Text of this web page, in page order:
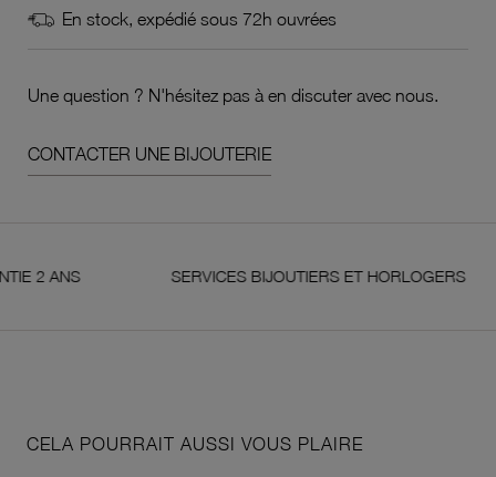
En stock, expédié sous 72h ouvrées
Une question ? N'hésitez pas à en discuter avec nous.
CONTACTER UNE BIJOUTERIE
SERVICES BIJOUTIERS ET HORLOGERS
CELA POURRAIT AUSSI VOUS PLAIRE